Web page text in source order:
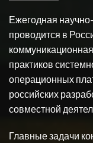
Ежегодная
проводится в
практиков
операционных
российских
совместной
Главные задачи